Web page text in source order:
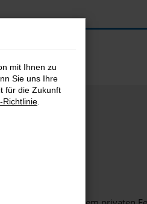
mit Ihnen zu
Sie uns Ihre
für die Zukunft
Richtlinie